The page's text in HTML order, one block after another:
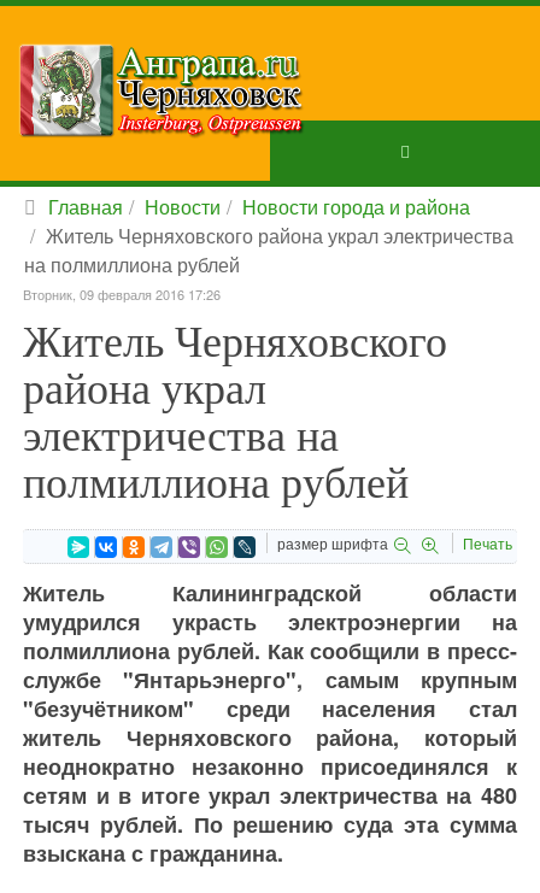
Главная Новости
Новости города и района
Житель Черняховского района украл электричества
на полмиллиона рублей
Вторник, 09 февраля 2016 17:26
Житель Черняховского
района украл
электричества на
полмиллиона рублей
размер шрифта Печать
Житель Калининградской области
умудрился украсть электроэнергии на
полмиллиона рублей. Как сообщили в пресс-
службе "Янтарьэнерго", самым крупным
"безучётником" среди населения стал
житель Черняховского района, который
неоднократно незаконно присоединялся к
сетям и в итоге украл электричества на 480
тысяч рублей. По решению суда эта сумма
взыскана с гражданина.